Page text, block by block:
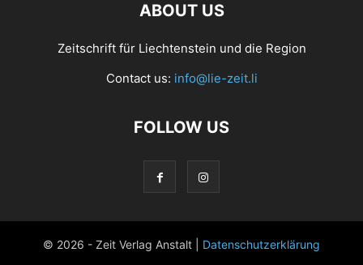
ABOUT US
Zeitschrift für Liechtenstein und die Region
Contact us: info@lie-zeit.li
FOLLOW US
© 2026 - Zeit Verlag Anstalt | Datenschutzerklärung